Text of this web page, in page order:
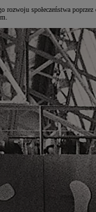
społeczeństwa